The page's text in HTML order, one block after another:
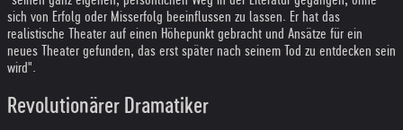
sich von Erfolg oder Misserfolg beeinflussen zu lassen. Er hat das
realistische Theater auf einen Höhepunkt gebracht und Ansätze für ein
neues Theater gefunden, das erst später nach seinem Tod zu entdecken sein
wird".
Revolutionärer Dramatiker